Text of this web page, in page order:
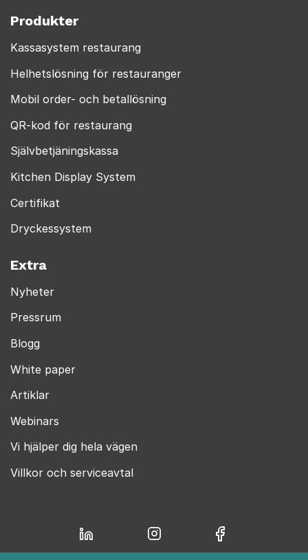
Produkter
Kassasystem restaurang
Helhetslösning för restauranger
Mobil order- och betallösning
QR-kod för restaurang
Självbetjäningskassa
Kitchen Display System
Certifikat
Dryckessystem
Extra
Nyheter
Pressrum
Blogg
White paper
Artiklar
Webinars
Vi hjälper dig hela vägen
Villkor och serviceavtal